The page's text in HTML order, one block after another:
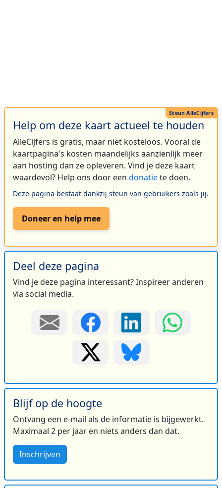
Help om deze kaart actueel te houden
AlleCijfers is gratis, maar niet kosteloos. Vooral de
kaartpagina's kosten maandelijks aanzienlijk meer
aan hosting dan ze opleveren. Vind je deze kaart
waardevol? Help ons door een donatiete doen.
Deze pagina bestaat dankzij steun van gebruikers zoals jij.
Doneer en help mee
Deel deze pagina
Vind je deze pagina interessant? Inspireer anderen
via social media.
Blijf op de hoogte
Ontvang een e-mail als de informatie is bijgewerkt.
Maximaal 2 per jaar en niets anders dan dat.
Inschrijven